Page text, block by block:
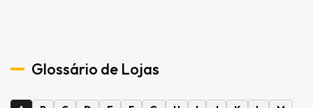
Glossário de Lojas